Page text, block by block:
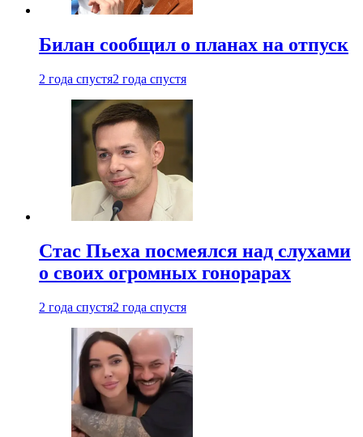
Билан сообщил о планах на отпуск
2 года спустя2 года спустя
Стас Пьеха посмеялся над слухами
о своих огромных гонорарах
2 года спустя2 года спустя